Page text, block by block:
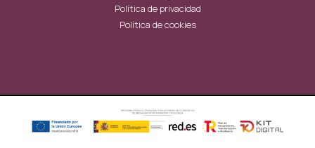
Política de privacidad
Política de cookies